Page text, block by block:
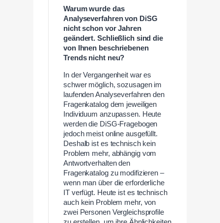
Warum wurde das
Analyseverfahren von DiSG
nicht schon vor Jahren
geändert. Schließlich sind die
von Ihnen beschriebenen
Trends nicht neu?
In der Vergangenheit war es
schwer möglich, sozusagen im
laufenden Analyseverfahren den
Fragenkatalog dem jeweiligen
Individuum anzupassen. Heute
werden die DiSG-Fragebogen
jedoch meist online ausgefüllt.
Deshalb ist es technisch kein
Problem mehr, abhängig vom
Antwortverhalten den
Fragenkatalog zu modifizieren –
wenn man über die erforderliche
IT verfügt. Heute ist es technisch
auch kein Problem mehr, von
zwei Personen Vergleichsprofile